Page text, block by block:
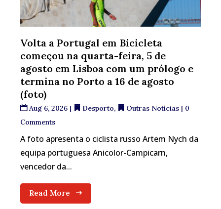
Volta a Portugal em Bicicleta
começou na quarta-feira, 5 de
agosto em Lisboa com um prólogo e
termina no Porto a 16 de agosto
(foto)
Aug 6, 2026 | Desporto, Outras Notícias | 0
Comments
A foto apresenta o ciclista russo Artem Nych da
equipa portuguesa Anicolor-Campicarn,
vencedor da...
Read More